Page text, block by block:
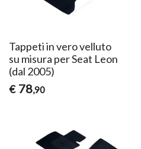
Tappeti in vero velluto
su misura per Seat Leon
(dal 2005)
€ 78,90